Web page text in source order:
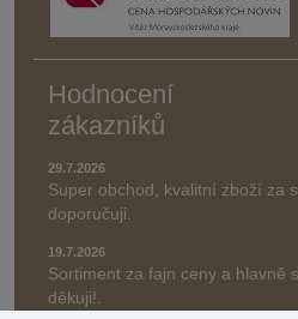
Hodnocení
zákazníků
29.7.2026
Super obchod, kvalitní zboží za
doporučuji.
19.7.2026
Sortiment za fajn ceny a hlavně
děkuji!.